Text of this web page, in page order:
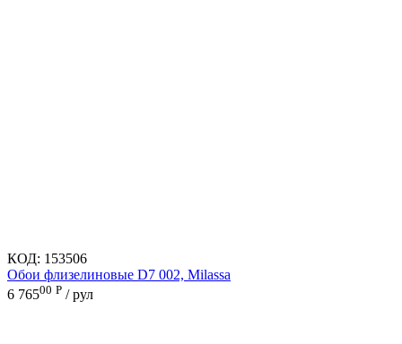
КОД: 153506
Обои флизелиновые D7 002, Milassa
6 76500 Р / рул